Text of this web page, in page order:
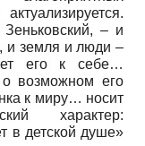
– и
и земля и люди –
его к себе…
возможном его
к миру… носит
характер:
в детской душе»